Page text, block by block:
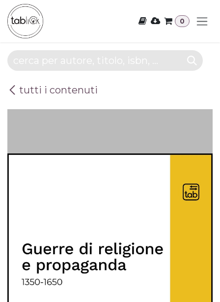
Passa al contenuto
0
tutti i contenuti